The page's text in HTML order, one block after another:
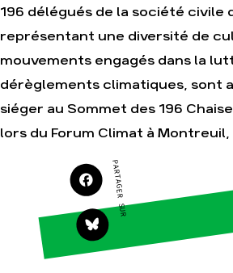
Agir
terrain
Agir au quotidien
campagnes
Transmettre tout ou
patrimoine
Télécharger
gratuitement les
guides éco-citoyens
196 délégués de la société civile
représentant une diversité de
mouvements engagés dans la
dérèglements climatiques, sont
siéger au Sommet des 196
lors du Forum Climat à Montreuil,
PARTAGER SUR